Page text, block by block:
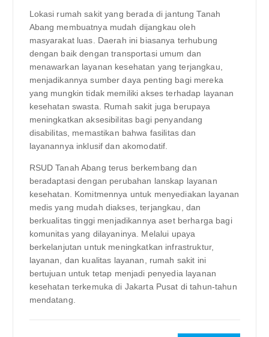
Lokasi rumah sakit yang berada di jantung Tanah
Abang membuatnya mudah dijangkau oleh
masyarakat luas. Daerah ini biasanya terhubung
dengan baik dengan transportasi umum dan
menawarkan layanan kesehatan yang terjangkau,
menjadikannya sumber daya penting bagi mereka
yang mungkin tidak memiliki akses terhadap layanan
kesehatan swasta. Rumah sakit juga berupaya
meningkatkan aksesibilitas bagi penyandang
disabilitas, memastikan bahwa fasilitas dan
layanannya inklusif dan akomodatif.
RSUD Tanah Abang terus berkembang dan
beradaptasi dengan perubahan lanskap layanan
kesehatan. Komitmennya untuk menyediakan layanan
medis yang mudah diakses, terjangkau, dan
berkualitas tinggi menjadikannya aset berharga bagi
komunitas yang dilayaninya. Melalui upaya
berkelanjutan untuk meningkatkan infrastruktur,
layanan, dan kualitas layanan, rumah sakit ini
bertujuan untuk tetap menjadi penyedia layanan
kesehatan terkemuka di Jakarta Pusat di tahun-tahun
mendatang.